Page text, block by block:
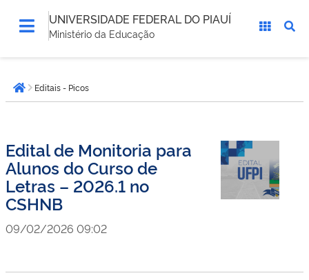
UNIVERSIDADE FEDERAL DO PIAUÍ
Ministério da Educação
está
aqui:Página inicial
Editais - Picos
Edital de Monitoria para
Alunos do Curso de
Letras – 2026.1 no
CSHNB
09/02/2026 09:02